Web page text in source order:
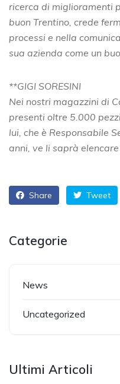
ricerca di miglioramenti
buon Trentino, crede
processi e nella
sua azienda come un
**GIGI SORESINI
Nei nostri magazzini di
presenti oltre 5.000
lui, che è Responsabile
anni, ve li saprà
Share Tweet
Categorie
News
Uncategorized
Ultimi Articoli